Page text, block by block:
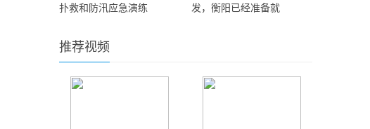
扑救和防汛应急演练
发，衡阳已经准备就
推荐视频